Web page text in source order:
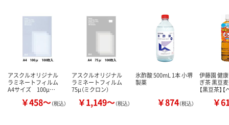
アスクルオリジナル
ラミネートフィルム
A4サイズ 100μ…
￥458～（税込）
アスクルオリジナル
ラミネートフィルム
75μ（ミクロン）
￥1,149～（税込）
氷酢酸 500mL 1本 小堺
製薬
￥874（税込）
伊藤園 健
ぎ茶 黒豆麦
【黒豆茶】
￥